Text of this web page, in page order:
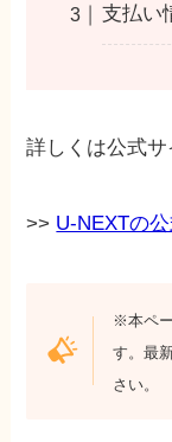
支払い
詳しくは公式サ
>> U-NEXTの
※本ペ
す。最
さい。